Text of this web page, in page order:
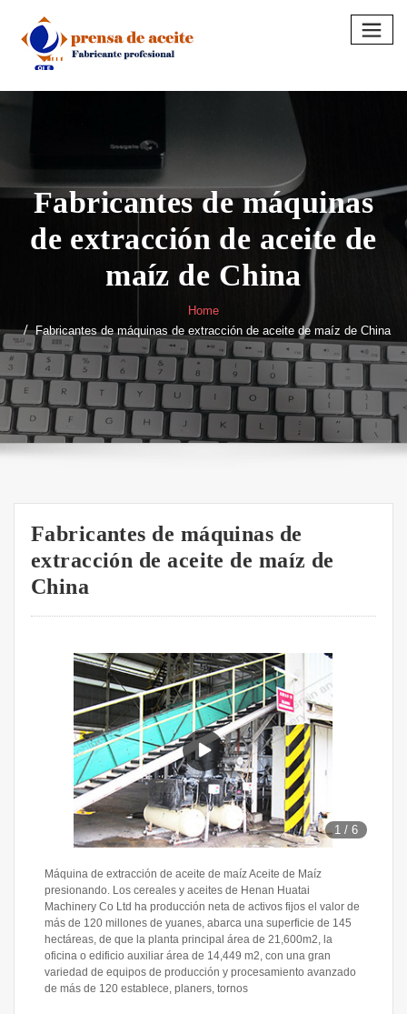
content
Fabricantes de máquinas
de extracción de aceite de
maíz de China
Home
Fabricantes de máquinas de extracción de aceite de maíz de China
Fabricantes de máquinas de
extracción de aceite de maíz de
China
1 /6
Máquina de extracción de aceite de maíz Aceite de Maíz
presionando. Los cereales y aceites de Henan Huatai
Machinery Co Ltd ha producción neta de activos fijos el valor de
más de 120 millones de yuanes, abarca una superficie de 145
hectáreas, de que la planta principal área de 21,600m2, la
oficina o edificio auxiliar área de 14,449 m2, con una gran
variedad de equipos de producción y procesamiento avanzado
de más de 120 establece, planers, tornos